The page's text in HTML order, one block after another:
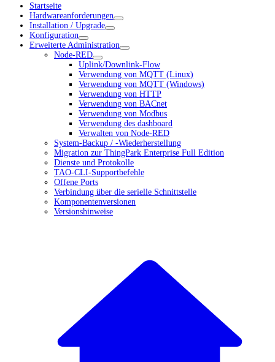
Startseite
Hardwareanforderungen
Installation / Upgrade
Konfiguration
Erweiterte Administration
Node-RED
Uplink/Downlink-Flow
Verwendung von MQTT (Linux)
Verwendung von MQTT (Windows)
Verwendung von HTTP
Verwendung von BACnet
Verwendung von Modbus
Verwendung des dashboard
Verwalten von Node-RED
System-Backup / -Wiederherstellung
Migration zur ThingPark Enterprise Full Edition
Dienste und Protokolle
TAO-CLI-Supportbefehle
Offene Ports
Verbindung über die serielle Schnittstelle
Komponentenversionen
Versionshinweise